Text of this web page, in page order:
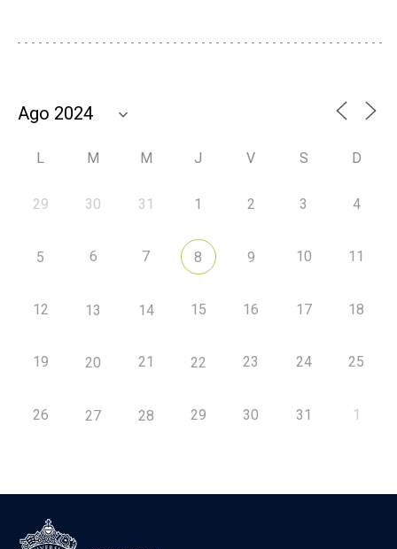
L M M J V S D
29 30 31 1 2 3 4
5 6 7 8 9 10 11
12 13 14 15 16 17 18
19 20 21 22 23 24 25
26 27 28 29 30 31 1